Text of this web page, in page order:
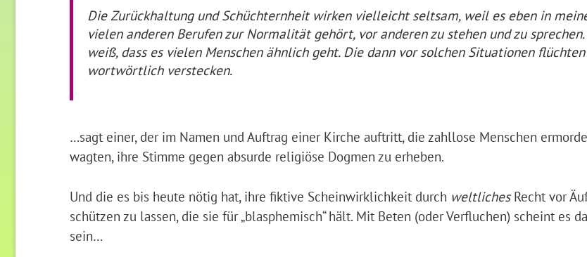
Die Zurückhaltung und Schüchternheit wirken vielleicht seltsam, weil es eben in
vielen anderen Berufen zur Normalität gehört, vor anderen zu stehen und zu
weiß, dass es vielen Menschen ähnlich geht. Die dann vor solchen Situationen
wortwörtlich verstecken.
…sagt einer, der im Namen und Auftrag einer Kirche auftritt, die zahllose Menschen
wagten, ihre Stimme gegen absurde religiöse Dogmen zu erheben.
Und die es bis heute nötig hat, ihre fiktive Scheinwirklichkeit durch weltliches Recht vor
schützen zu lassen, die sie für „blasphemisch“ hält. Mit Beten (oder Verfluchen) scheint es
sein…